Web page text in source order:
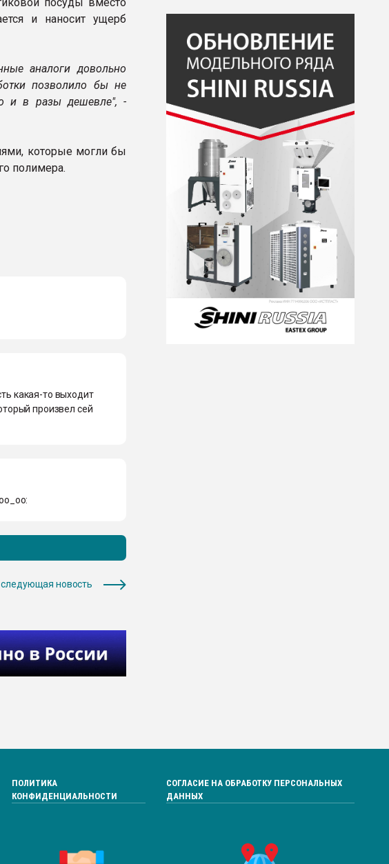
посуды вместо
и наносит ущерб
аналоги довольно
позволило бы не
и в разы дешевле", -
которые могли бы
полимера.
какая-то выходит
произвел сей
следующая новость
ПОЛИТИКА
КОНФИДЕНЦИАЛЬНОСТИ
СОГЛАСИЕ НА ОБРАБОТКУ ПЕРСОНАЛЬНЫХ
ДАННЫХ